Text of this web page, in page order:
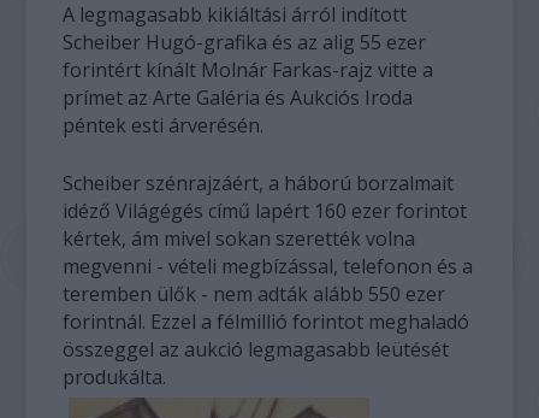
A legmagasabb kikiáltási árról indított
Scheiber Hugó-grafika és az alig 55 ezer
forintért kínált Molnár Farkas-rajz vitte a
prímet az Arte Galéria és Aukciós Iroda
péntek esti árverésén.
Scheiber szénrajzáért, a háború borzalmait
idéző Világégés című lapért 160 ezer forintot
kértek, ám mivel sokan szerették volna
megvenni - vételi megbízással, telefonon és a
teremben ülők - nem adták alább 550 ezer
forintnál. Ezzel a félmillió forintot meghaladó
összeggel az aukció legmagasabb leütését
produkálta.